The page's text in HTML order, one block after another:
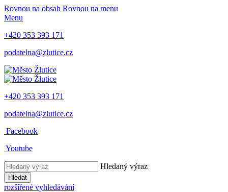
Rovnou na obsah Rovnou na menu
Menu
+420 353 393 171
podatelna@zlutice.cz
+420 353 393 171
podatelna@zlutice.cz
Facebook
Youtube
Hledaný výraz
Hledat
rozšířené vyhledávání